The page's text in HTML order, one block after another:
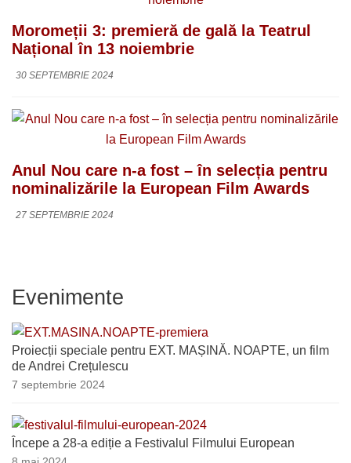
Moromeții 3: premieră de gală la Teatrul
Național în 13 noiembrie
30 SEPTEMBRIE 2024
Anul Nou care n-a fost – în selecția pentru
nominalizările la European Film Awards
27 SEPTEMBRIE 2024
Evenimente
Proiecții speciale pentru EXT. MAȘINĂ. NOAPTE, un film
de Andrei Crețulescu
7 septembrie 2024
Începe a 28-a ediție a Festivalul Filmului European